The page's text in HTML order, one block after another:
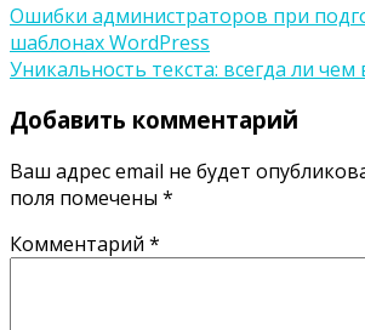
Ошибки администраторов при
шаблонах WordPress
Уникальность текста: всегда ли
Добавить комментарий
Ваш адрес email не будет
поля помечены *
Комментарий *